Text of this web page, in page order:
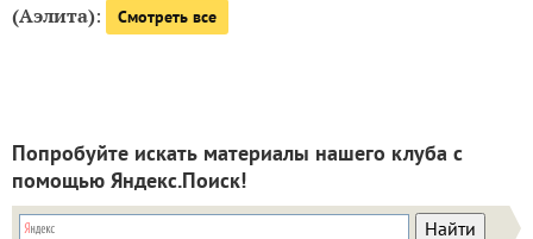
(Аэлита): Смотреть все
Попробуйте искать материалы нашего клуба с
помощью Яндекс.Поиск!